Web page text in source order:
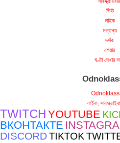
ভিউ
লাইক
মন্তব্য
দর্শক
শেয়ার
ঘণ্টা দেখার
লাইক,
TWITCH YOUTUBE
ВКОНТАКТЕ
DISCORDTIKTOK
SHOPEE ОК YAPPY DZEN